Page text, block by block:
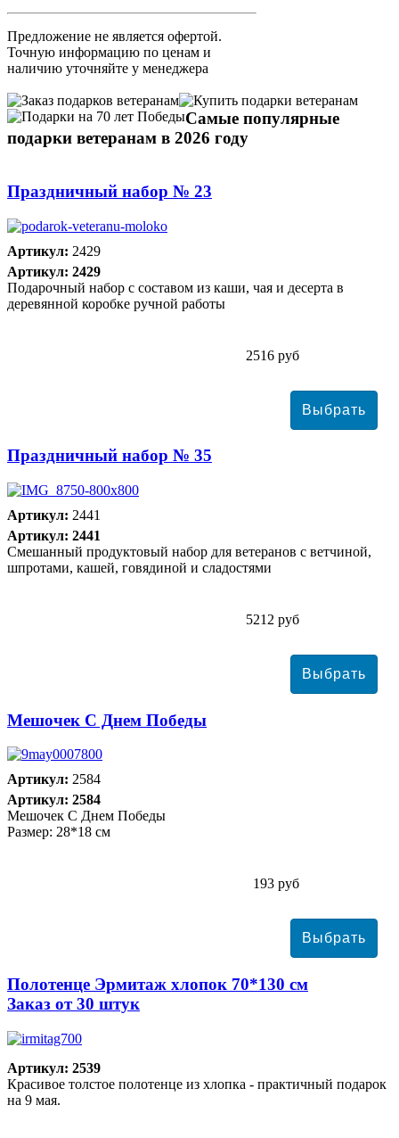
Предложение не является офертой.
Точную информацию по ценам и
наличию уточняйте у менеджера
Самые популярные
подарки ветеранам в 2026 году
Праздничный набор № 23
Артикул: 2429
Артикул: 2429
Подарочный набор с составом из каши, чая и десерта в
деревянной коробке ручной работы
2516 руб
Праздничный набор № 35
Артикул: 2441
Артикул: 2441
Смешанный продуктовый набор для ветеранов с ветчиной,
шпротами, кашей, говядиной и сладостями
5212 руб
Мешочек С Днем Победы
Артикул: 2584
Артикул: 2584
Мешочек С Днем Победы
Размер: 28*18 см
193 руб
Полотенце Эрмитаж хлопок 70*130 см
Заказ от 30 штук
Артикул: 2539
Красивое толстое полотенце из хлопка - практичный подарок
на 9 мая.